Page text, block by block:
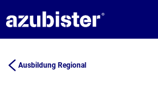
Ausbildung Regional